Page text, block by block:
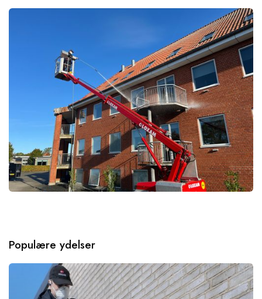
et af de få midler på markedet uden opsamlingskrav og vurderes at
være skånsomt for vandmiljøet ved korrekt anvendelse.
Det er ikke det mest kraftige produkt, der findes, men vi har bevidst
valgt netop dette, fordi det efter vores vurdering er en af de mest
miljøhensynende løsninger. Samtidig holder vi os løbende opdateret
på gældende lovkrav og reguleringer, så vores arbejde altid lever op
til de nyeste standarder i branchen.
Med en serviceaftale får du en årlig algebehandling af dit tag, som
effektivt holder væksten af alger og mos nede. Behandlingen udføres
typisk mellem april og juni, når vejr og temperatur er ideel.
Tilmeld dig vores serviceaftale i forbindelse med vores anbefalede
behandlingsplan og opnå rabat på alle fremtidige behandlinger.
Populære ydelser